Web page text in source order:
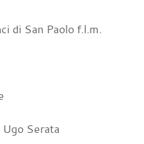
di San Paolo f.l.m.
Serata